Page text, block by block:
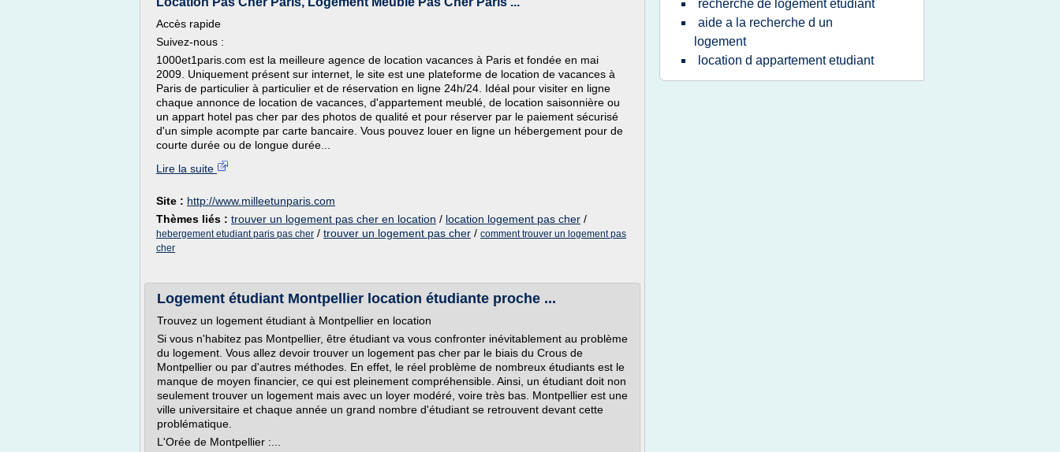
Accès rapide
Suivez-nous :
1000et1paris.com est la meilleure agence de location vacances à Paris et fondée en mai
2009. Uniquement présent sur internet, le site est une plateforme de location de vacances à
Paris de particulier à particulier et de réservation en ligne 24h/24. Idéal pour visiter en ligne
chaque annonce de location de vacances, d'appartement meublé, de location saisonnière ou
un appart hotel pas cher par des photos de qualité et pour réserver par le paiement sécurisé
d'un simple acompte par carte bancaire. Vous pouvez louer en ligne un hébergement pour de
courte durée ou de longue durée...
Lire la suite
Site : http://www.milleetunparis.com
Thèmes liés : trouver un logement pas cher en location / location logement pas cher /
hebergement etudiant paris pas cher / trouver un logement pas cher / comment trouver un logement pas
cher
Logement étudiant Montpellier location étudiante proche ...
Trouvez un logement étudiant à Montpellier en location
Si vous n'habitez pas Montpellier, être étudiant va vous confronter inévitablement au problème
du logement. Vous allez devoir trouver un logement pas cher par le biais du Crous de
Montpellier ou par d'autres méthodes. En effet, le réel problème de nombreux étudiants est le
manque de moyen financier, ce qui est pleinement compréhensible. Ainsi, un étudiant doit non
seulement trouver un logement mais avec un loyer modéré, voire très bas. Montpellier est une
ville universitaire et chaque année un grand nombre d'étudiant se retrouvent devant cette
problématique.
L'Orée de Montpellier :...
recherche de logement etudiant
aide a la recherche d un
logement
location d appartement etudiant